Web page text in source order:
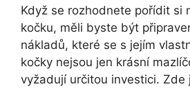
Když se rozhodnete pořídit si
kočku, měli byste být
nákladů, které se s jejím
kočky nejsou jen krásní
vyžadují určitou investici. Zde